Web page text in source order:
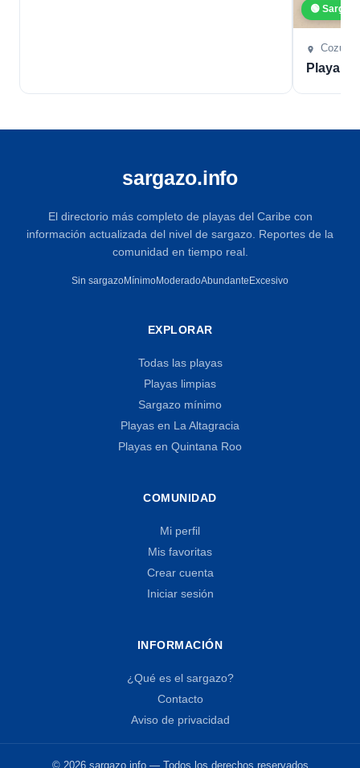
🟢
Playa
sargazo.info
El directorio más completo de playas del Caribe con
información actualizada del nivel de sargazo. Reportes de la
comunidad en tiempo real.
Sin sargazoMínimoModeradoAbundante Excesivo
EXPLORAR
Todas las playas
Playas limpias
Sargazo mínimo
Playas en La Altagracia
Playas en Quintana Roo
COMUNIDAD
Mi perfil
Mis favoritas
Crear cuenta
Iniciar sesión
INFORMACIÓN
¿Qué es el sargazo?
Contacto
Aviso de privacidad
© 2026 sargazo.info — Todos los derechos reservados